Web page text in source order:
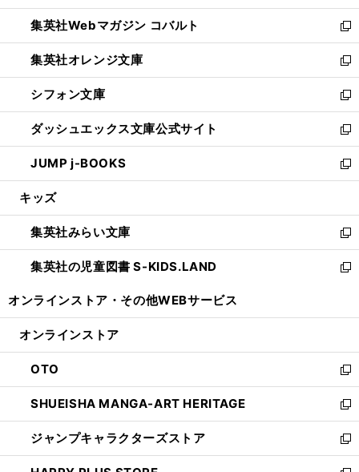
開
く
ウ
で
開
く
ン
ド
ウ
で
開
く
ウ
ィ
ン
ド
ウ
で
開
く
集英社Webマガジン コバルト
新
し
い
ウ
ィ
ン
ド
ウ
で
開
集英社オレンジ文庫
新
し
い
ウ
ィ
ン
ド
ウ
開
く
シフォン文庫
新
し
い
ウ
ィ
ン
ウ
で
開
く
ダッシュエックス文庫公式サイト
新
し
い
ウ
ン
ド
ウ
で
JUMP j-BOOKS
新
し
ウ
ィ
ン
ド
開
キッズ
集英社みらい文庫
新
し
い
ン
ウ
で
開
く
集英社の児童図書 S-KIDS.LAND
新
ウ
ン
ド
ウ
で
開
く
オンラインストア・ その他WEBサービス
オンラインストア
OTO
新
し
い
ウ
ィ
ン
SHUEISHA MANGA-ART HERITAGE
新
し
い
ウ
ジャンプキャラクターズストア
新
し